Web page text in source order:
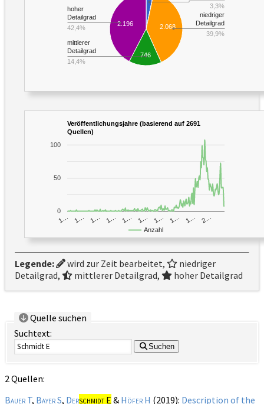
2.068
2.196
746
3,3%
niedriger
Detailgrad
39,9%
mittlerer
Detailgrad
14,4%
hoher
Detailgrad
42,4%
Veröffentlichungsjahre (basierend auf 2691
Quellen)
Anzahl
1… 1… 1… 1… 1… 1… 1… 1… 1… 2…
0
50
100
Legende: wird zur Zeit bearbeitet,
niedriger
Detailgrad,
mittlerer Detailgrad, hoher Detailgrad
Quelle suchen
Suchtext:
Suchen
2 Quellen:
Bauer T, Bayer S, Derschmidt E & Höfer H (2019): Description of the